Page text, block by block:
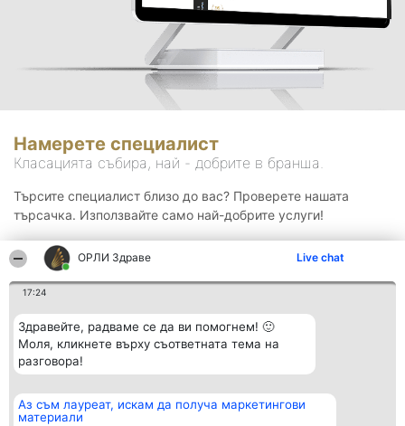
ОРЛИ Здраве Live chat
17:24
Здравейте, радваме се да ви помогнем! 🙂
Моля, кликнете върху съответната тема на
разговора!
Аз съм лауреат, искам да получа маркетингови
материали
Намерете специалист
Класацията събира, най - добрите в бранша.
Търсите специалист близо до вас? Проверете нашата
търсачка. Използвайте само най-добрите услуги!
Организатор на
класиране
Класация Контакти